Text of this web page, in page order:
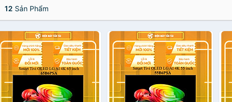
12 Sản Phẩm